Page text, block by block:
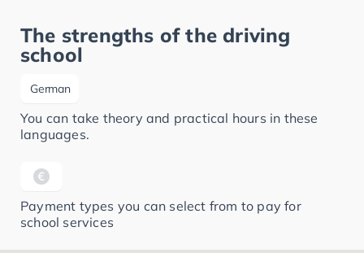
The strengths of the driving
school
German
You can take theory and practical hours in these
languages.
Payment types you can select from to pay for
school services